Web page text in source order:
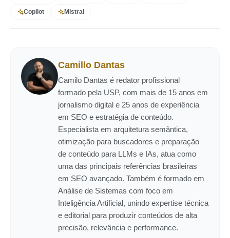
Copilot Mistral
Camillo Dantas
Camilo Dantas é redator profissional
formado pela USP, com mais de 15 anos em
jornalismo digital e 25 anos de experiência
em SEO e estratégia de conteúdo.
Especialista em arquitetura semântica,
otimização para buscadores e preparação
de conteúdo para LLMs e IAs, atua como
uma das principais referências brasileiras
em SEO avançado. Também é formado em
Análise de Sistemas com foco em
Inteligência Artificial, unindo expertise técnica
e editorial para produzir conteúdos de alta
precisão, relevância e performance.